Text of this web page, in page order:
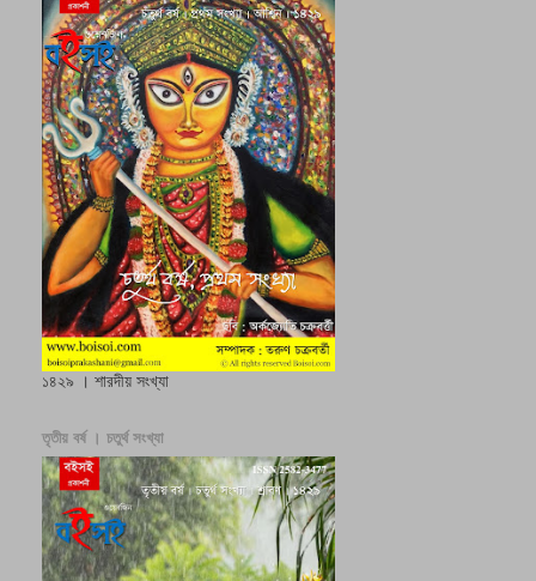
১৪২৯ । শারদীয় সংখ্যা
তৃতীয় বর্ষ । চতুর্থ সংখ্যা